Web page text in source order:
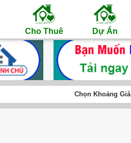
Cho Thuê Dự Án
Chọn Khoảng Giá